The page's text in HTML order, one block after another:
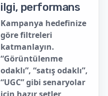
ilgi, performans
Kampanya hedefinize
göre filtreleri
katmanlayın.
“Görüntülenme
odaklı”, “satış odaklı”,
“UGC” gibi senaryolar